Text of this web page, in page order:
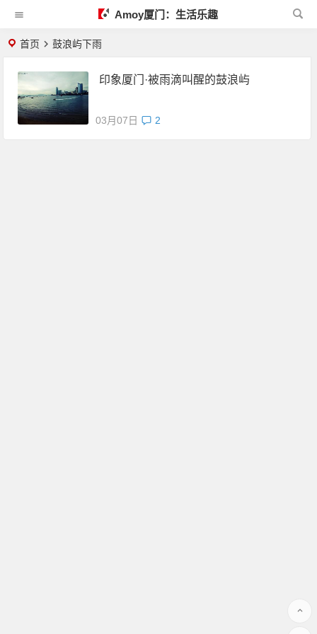
Amoy厦门：生活乐趣
首页 鼓浪屿下雨
印象厦门·被雨滴叫醒的鼓浪屿
03月07日 2